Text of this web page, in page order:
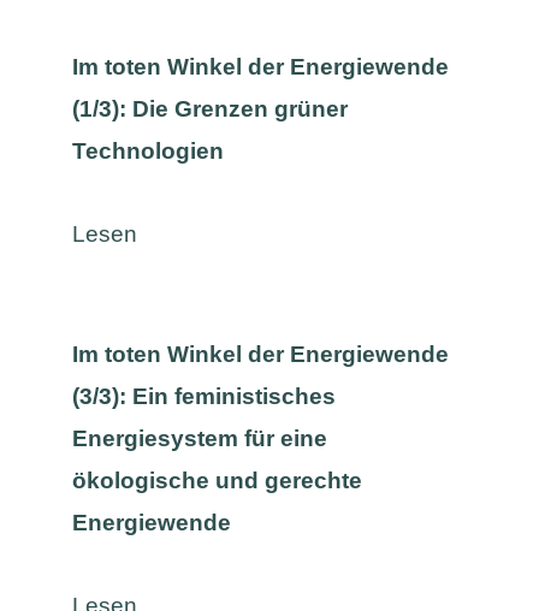
Im toten Winkel der Energiewende
(1/3): Die Grenzen grüner
Technologien
Lesen
Im toten Winkel der Energiewende
(3/3): Ein feministisches
Energiesystem für eine
ökologische und gerechte
Energiewende
Lesen